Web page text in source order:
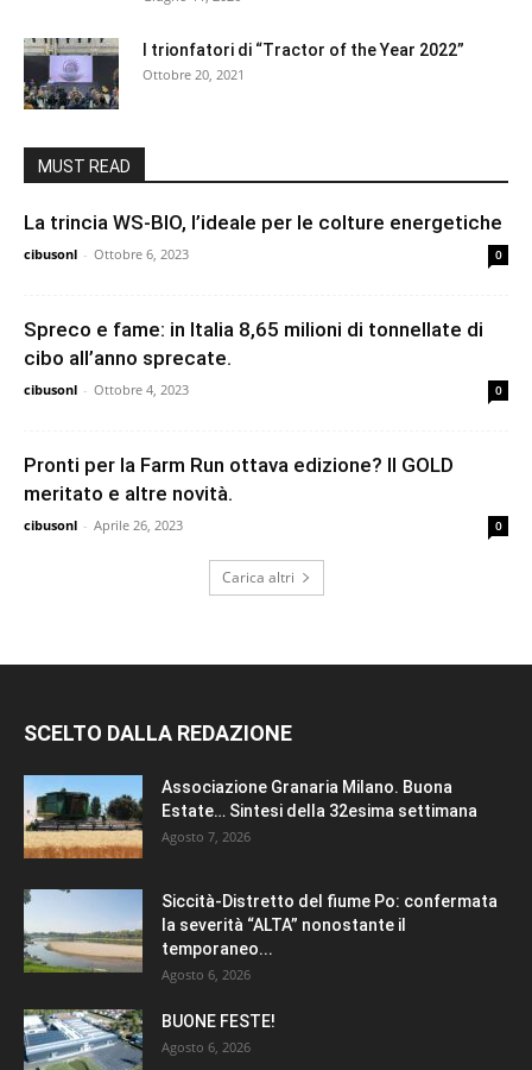
I trionfatori di “Tractor of the Year 2022”
Ottobre 20, 2021
MUST READ
La trincia WS-BIO, l’ideale per le colture energetiche
cibusonl - Ottobre 6, 2023 0
Spreco e fame: in Italia 8,65 milioni di tonnellate di
cibo all’anno sprecate.
cibusonl - Ottobre 4, 2023 0
Pronti per la Farm Run ottava edizione? Il GOLD
meritato e altre novità.
cibusonl - Aprile 26, 2023 0
Carica altri
SCELTO DALLA REDAZIONE
Associazione Granaria Milano. Buona
Estate… Sintesi della 32esima settimana
Agosto 7, 2026
Siccità-Distretto del fiume Po: confermata
la severità “ALTA” nonostante il
temporaneo...
Agosto 6, 2026
BUONE FESTE!
Agosto 6, 2026